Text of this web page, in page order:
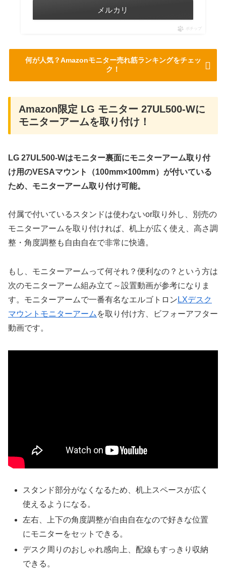
メルカリ
ポチップ
何が人気？Amazonモニター売れ筋ランキングをチェッ
ク！
Amazon限定 LG モニター 27UL500-Wに
モニターアームを取り付け！
LG 27UL500-Wはモニター裏面にモニターアーム取り付
け用のVESAマウント（100mm×100mm）が付いている
ため、モニターアーム取り付け可能。
付属で付いているスタンドは使わないor取り外し、別売の
モニターアームを取り付ければ、机上が広く使え、高さ調
整・角度調整も自由自在で非常に快適。
もし、モニターアームって何それ？便利なの？という方は
次のモニターアーム組み立て～設置動画が参考になりま
す。モニターアームで一番有名なエルゴトロン LXデスク
マウントモニターアーム を取り付け方、ビフォーアフター
動画です。
スタンド部分がなくなるため、机上スペースが広く
使えるようになる。
左右、上下の角度調整が自由自在なので好きな位置
にモニターをセットできる。
デスク周りのおしゃれ感向上、配線もすっきり収納
できる。